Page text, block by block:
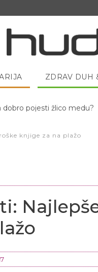
ZDRAV DUH
dobro pojesti žlico medu?
knjige za na plažo